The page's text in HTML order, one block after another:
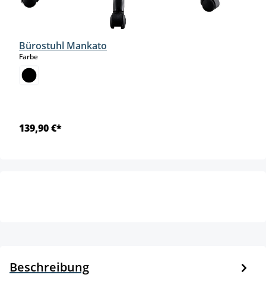
Bürostuhl Mankato
Farbeauswählen
139,90 €*
Beschreibung